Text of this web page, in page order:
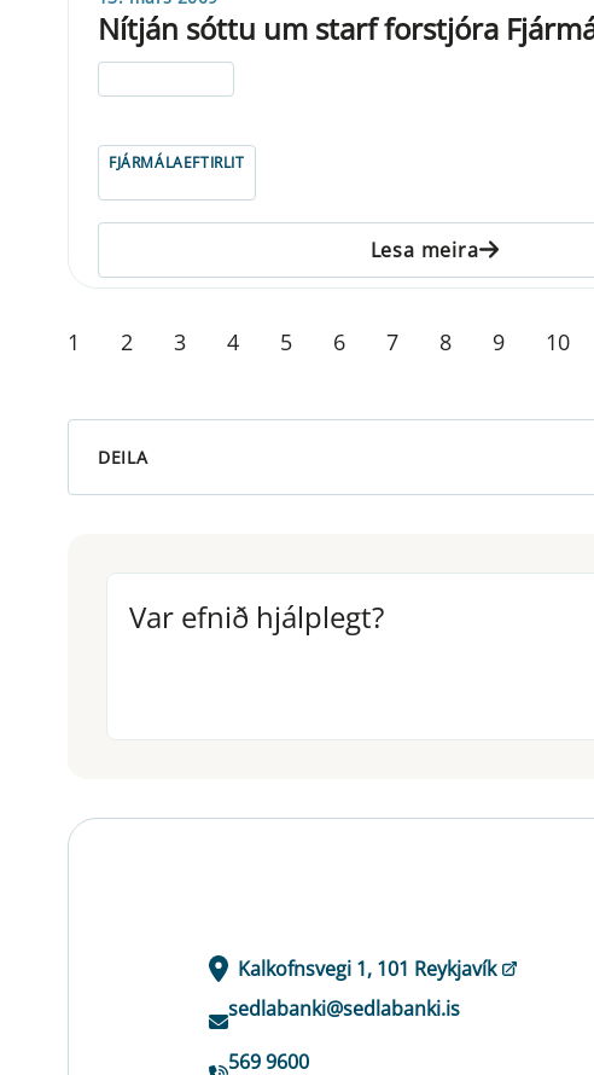
Nítján sóttu um starf forstjóra
FJÁRMÁLAEFTIRLIT
Lesa meira
1 2 3 4 5 6 7 8 9 10
DEILA
Var efnið hjálplegt?
Var efnið hjálplegt?
Kalkofnsvegi 1, 101 Reykjavík
sedlabanki@sedlabanki.is
569 9600